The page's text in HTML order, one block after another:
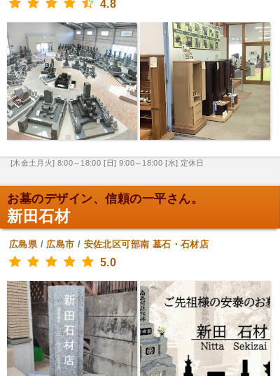
4.8
[木金土月火] 8:00～18:00 [日] 9:00～18:00 [水] 定休日
お墓のデザイン、信頼の一平さん。
新田石材
広島県/ 広島市 / 安佐北区可部南 墓石・石材店
5.0